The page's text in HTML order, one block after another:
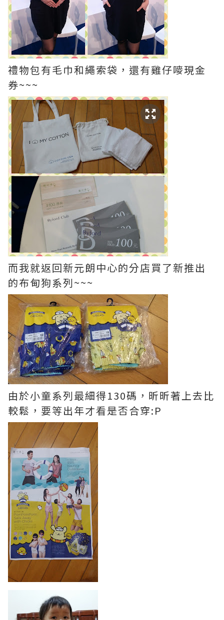
禮物包有毛巾和繩索袋，還有雞仔嘜現金
券~~~
而我就返回新元朗中心的分店買了新推出
的布甸狗系列~~~
由於小童系列最細得130碼，昕昕著上去比
較鬆，要等出年才看是否合穿:P